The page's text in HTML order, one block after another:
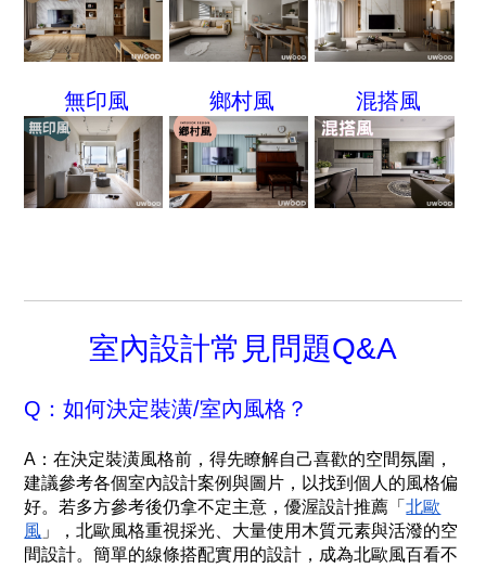
無印風 鄉村風 混搭風
室內設計常見問題Q&A
Q：如何決定裝潢/室內風格？
A：在決定裝潢風格前，得先瞭解自己喜歡的空間氛圍，
建議參考各個室內設計案例與圖片，以找到個人的風格偏
好。若多方參考後仍拿不定主意，優渥設計推薦「北歐
風 」，北歐風格重視採光、大量使用木質元素與活潑的空
間設計。簡單的線條搭配實用的設計，成為北歐風百看不